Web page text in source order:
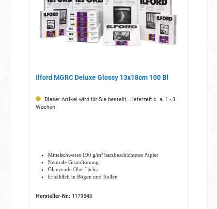
Ilford MGRC Deluxe Glossy 13x18cm 100 Bl
Dieser Artikel wird für Sie bestellt. Lieferzeit c. a. 1 - 3
Wochen
Mittelschweres 190 g/m² harzbeschichtetes Papier
Neutrale Grundtönung
Glänzende Oberfläche
Erhältlich in Bögen und Rollen
Hersteller-Nr.:1179848